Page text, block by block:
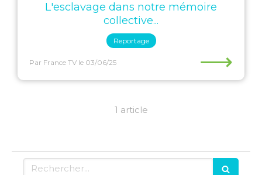
L'esclavage dans notre mémoire
collective...
Reportage
Par France TV le 03/06/25 ⟶
1 article
Rechercher